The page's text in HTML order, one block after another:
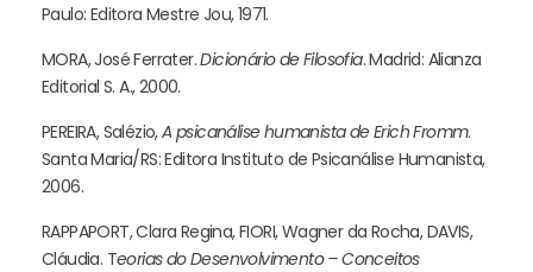
Paulo: Editora Mestre Jou, 1971.
MORA, José Ferrater.Dicionário de Filosofia. Madrid: Alianza
Editorial S. A., 2000.
PEREIRA, Salézio,A psicanálise humanista de Erich Fromm.
Santa Maria/RS: Editora Instituto de Psicanálise Humanista,
2006.
RAPPAPORT, Clara Regina, FIORI, Wagner da Rocha, DAVIS,
Cláudia. Teorias do Desenvolvimento – Conceitos